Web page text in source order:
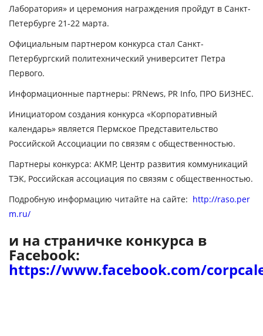
Лаборатория» и церемония награждения пройдут в Санкт-
Петербурге 21-22 марта.
Официальным партнером конкурса стал Санкт-
Петербургский политехнический университет Петра
Первого.
Информационные партнеры: PRNews, PR Info, ПРО БИЗНЕС.
Инициатором создания конкурса «Корпоративный
календарь» является Пермское Представительство
Российской Ассоциации по связям с общественностью.
Партнеры конкурса: АКМР, Центр развития коммуникаций
ТЭК, Российская ассоциация по связям с общественностью.
Подробную информацию читайте на сайте: http://raso.per
m.ru/
и на страничке конкурса в
Facebook:
https://www.facebook.com/